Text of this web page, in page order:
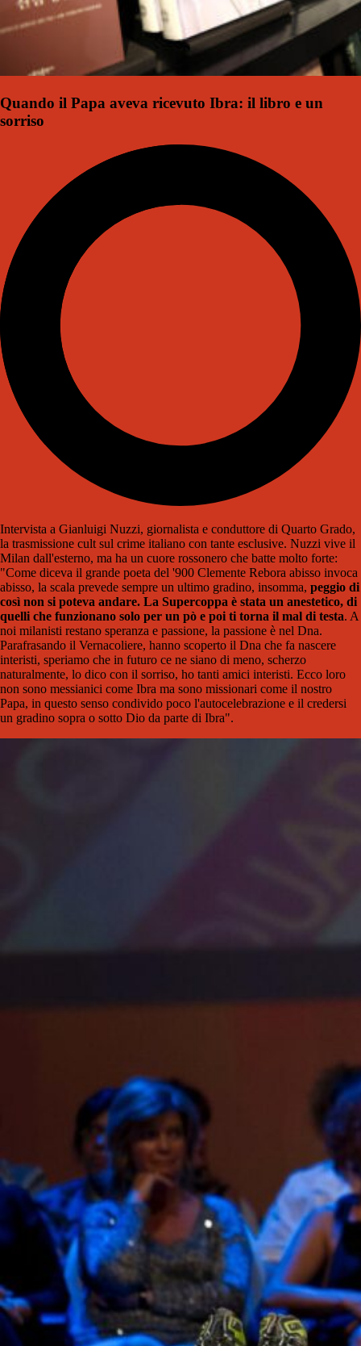
Quando il Papa aveva ricevuto Ibra: il libro e un
sorriso
Intervista a Gianluigi Nuzzi, giornalista e conduttore di Quarto Grado,
la trasmissione cult sul crime italiano con tante esclusive. Nuzzi vive il
Milan dall'esterno, ma ha un cuore rossonero che batte molto forte:
"Come diceva il grande poeta del '900 Clemente Rebora abisso invoca
abisso, la scala prevede sempre un ultimo gradino, insomma, peggio di
così non si poteva andare. La Supercoppa è stata un anestetico, di
quelli che funzionano solo per un pò e poi ti torna il mal di testa. A
noi milanisti restano speranza e passione, la passione è nel Dna.
Parafrasando il Vernacoliere, hanno scoperto il Dna che fa nascere
interisti, speriamo che in futuro ce ne siano di meno, scherzo
naturalmente, lo dico con il sorriso, ho tanti amici interisti. Ecco loro
non sono messianici come Ibra ma sono missionari come il nostro
Papa, in questo senso condivido poco l'autocelebrazione e il credersi
un gradino sopra o sotto Dio da parte di Ibra".